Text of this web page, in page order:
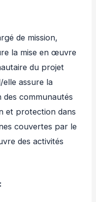
de mission,
la mise en œuvre
du projet
assure la
communautés
et protection dans
couvertes par le
des activités